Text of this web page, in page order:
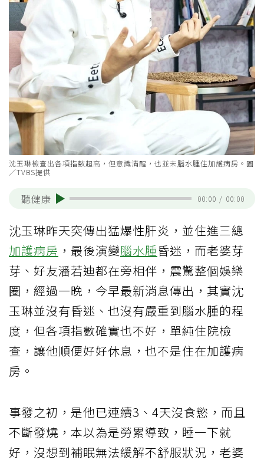
沈玉琳檢查出各項指數超高，但意識清醒，也並未腦水腫住加護病房。圖
／TVBS提供
聽健康 00:00 / 00:00
沈玉琳昨天突傳出猛爆性肝炎，並住進三總
加護病房 ，最後演變腦水腫昏迷，而老婆芽
芽、好友潘若迪都在旁相伴，震驚整個娛樂
圈，經過一晚，今早最新消息傳出，其實沈
玉琳並沒有昏迷、也沒有嚴重到腦水腫的程
度，但各項指數確實也不好，單純住院檢
查，讓他順便好好休息，也不是住在加護病
房。
事發之初，是他已連續3、4天沒食慾，而且
不斷發燒，本以為是勞累導致，睡一下就
好，沒想到補眠無法緩解不舒服狀況，老婆